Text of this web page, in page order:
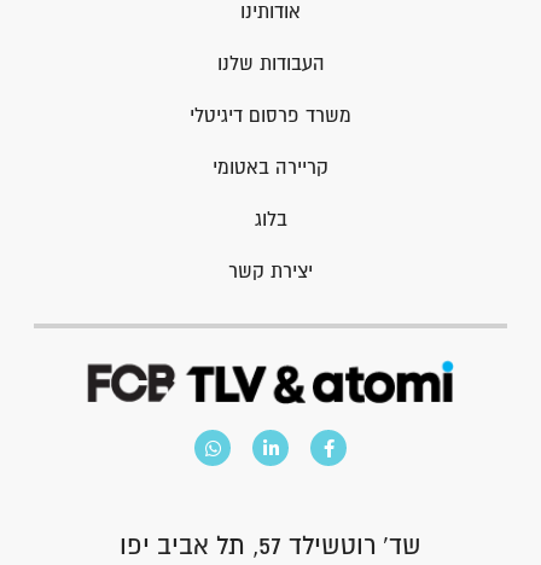
אודותינו
העבודות שלנו
משרד פרסום דיגיטלי
קריירה באטומי
בלוג
יצירת קשר
שד' רוטשילד 57, תל אביב יפו